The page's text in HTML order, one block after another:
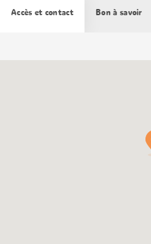
Accès et contact Bon à savoir